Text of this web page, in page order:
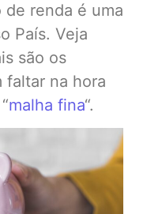
renda é uma
País. Veja
são os
faltar na hora
malha fina“.